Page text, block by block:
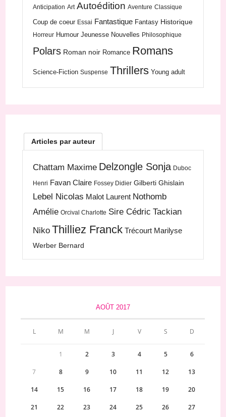
Anticipation Art Autoédition Aventure Classique
Coup de coeur Essai Fantastique Fantasy Historique
Horreur Humour Jeunesse Nouvelles Philosophique
Polars Roman noir Romance Romans
Science-Fiction Suspense Thrillers Young adult
Articles par auteur
Chattam Maxime Delzongle Sonja Duboc
Henri Favan Claire Fossey Didier Gilberti Ghislain
Lebel Nicolas Malot Laurent Nothomb
Amélie Orcival Charlotte Sire Cédric Tackian
Niko Thilliez Franck Trécourt Marilyse
Werber Bernard
AOÛT 2017
L M M J V S D
1 2 3 4 5 6
7 8 9 10 11 12 13
14 15 16 17 18 19 20
21 22 23 24 25 26 27